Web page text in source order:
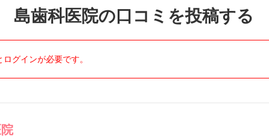
島歯科医院の口コミを投稿する
グインが必要です。